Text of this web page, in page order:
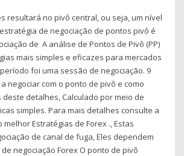
resultará no pivô central, ou seja, um nível
de negociação de pontos pivô é
de A análise de Pontos de Pivô (PP)
mais simples e eficazes para mercados
foi uma sessão de negociação. 9
negociar com o ponto de pivô e como
deste detalhes, Calculado por meio de
simples. Para mais detalhes consulte a
Estratégias de Forex ., Estas
de canal de fuga, Eles dependem
negociação Forex O ponto de pivô